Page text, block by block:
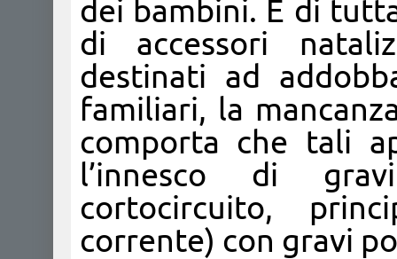
dei bambini. È di
di accessori
destinati ad
familiari, la
comporta che tali
l’innesco di
cortocircuito,
corrente) con gravi